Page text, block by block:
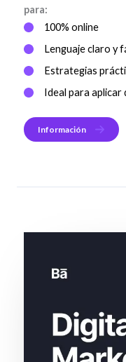
para:
100% online
Lenguaje claro y
Estrategias
Ideal para aplicar
Información